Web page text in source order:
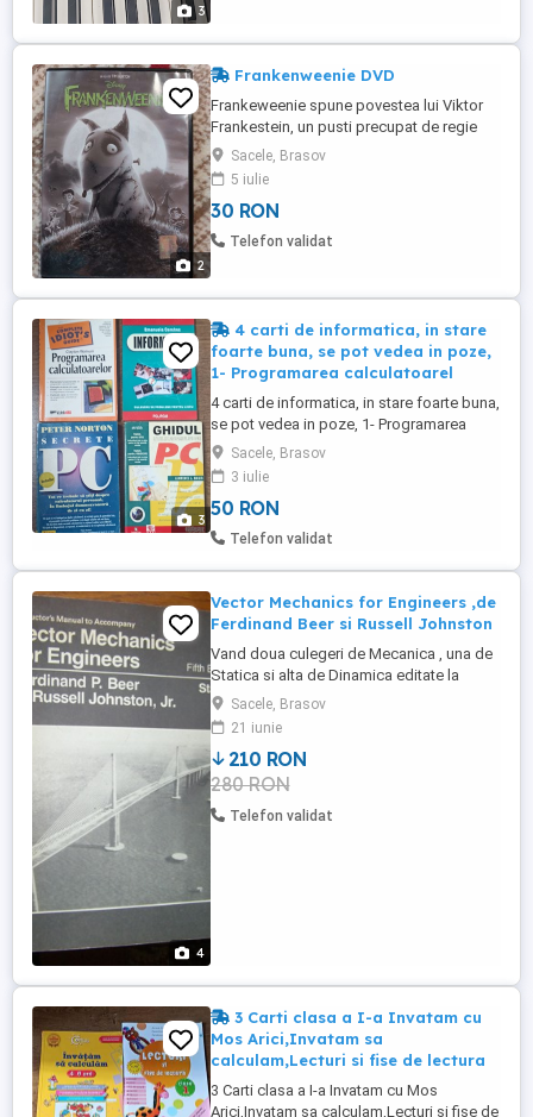
3
2
Frankenweenie DVD
Frankeweenie spune povestea lui Viktor
Frankestein, un pusti precupat de regie
care realizeaza filme cu monstri ajutat de
credinciosul sau catel Bull Terrier, Sparky.
Doar ca Sparky este calcat de masina, iar
Viktor se trezeste fara principalul sau star.
Inspirat de o lectie de la scoala (despre
Sacele, Brasov
5 iulie
30 RON
Telefon validat
3
4 carti de informatica, in stare
foarte buna, se pot vedea in poze,
1- Programarea calculatoarel
4 carti de informatica, in stare foarte buna,
se pot vedea in poze, 1- Programarea
calculatoarelor, The complete idiot's
guide - Clayton Walnum - 15lei 2.
Informatica. Culegere de probleme pentru
liceu - Emanuela Cerchez - 15lei 3. Ghidul
utilizatorului de PC - Lawrence J. Magid -
Sacele, Brasov
3 iulie
50 RON
Telefon validat
4
Vector Mechanics for Engineers ,de
Ferdinand Beer si Russell Johnston
Vand doua culegeri de Mecanica , una de
Statica si alta de Dinamica editate la
renumita editura McGraw-Hill,Inc. dn SUA ,
sub semnatura celor doi profesori
renumiti din Statele Unite Culegerea de
Statica are 290 pagini iar cea de dinamica
565 pagini in format 21 x 27,5 cm
Interesanta pentru studenti ...
Sacele, Brasov
21 iunie
210 RON
280 RON
Telefon validat
3 Carti clasa a I-a Invatam cu
Mos Arici,Invatam sa
calculam,Lecturi si fise de lectura
3 Carti clasa a I-a Invatam cu Mos
Arici,Invatam sa calculam,Lecturi si fise de